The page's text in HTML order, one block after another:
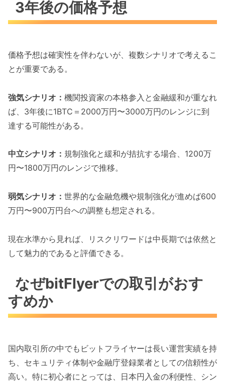
3年後の価格予想
価格予想は確実性を伴わないが、複数シナリオで考えるこ
とが重要である。
強気シナリオ： 機関投資家の本格参入と金融緩和が重なれ
ば、3年後に1BTC＝2000万円〜3000万円のレンジに到
達する可能性がある。
中立シナリオ： 規制強化と緩和が拮抗する場合、1200万
円〜1800万円のレンジで推移。
弱気シナリオ： 世界的な金融危機や規制強化が進めば600
万円〜900万円台への調整も想定される。
現在水準から見れば、リスクリワードは中長期では依然と
して魅力的であると評価できる。
なぜbitFlyerでの取引がおす
すめか
国内取引所の中でもビットフライヤーは長い運営実績を持
ち、セキュリティ体制や金融庁登録業者としての信頼性が
高い。特に初心者にとっては、日本円入金の利便性、シン